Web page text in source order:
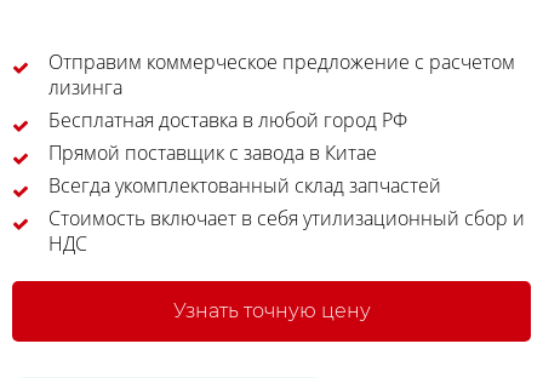
Отправим коммерческое предложение с расчетом
лизинга
Бесплатная доставка в любой город РФ
Прямой поставщик с завода в Китае
Всегда укомплектованный склад запчастей
Стоимость включает в себя утилизационный сбор и
НДС
Узнать точную цену